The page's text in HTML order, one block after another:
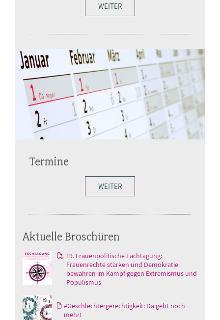
WEITER
Termine
WEITER
Aktuelle Broschüren
19. Frauenpolitische Fachtagung:
Frauenrechte stärken und Demokratie
bewahren im Kampf gegen Extremismus und
Populismus
#Geschlechtergerechtigkeit: Da geht noch
mehr!